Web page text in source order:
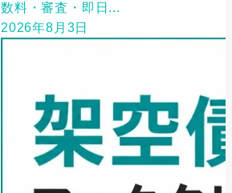
数料・審査・即日...
2026年8月3日